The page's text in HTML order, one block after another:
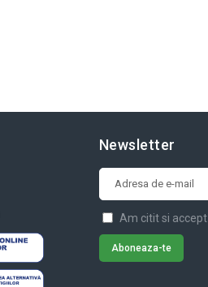
Newsletter
Am citit si accept